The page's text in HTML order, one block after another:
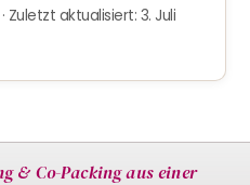
Zuletzt aktualisiert: 3. Juli
& Co-Packing aus einer